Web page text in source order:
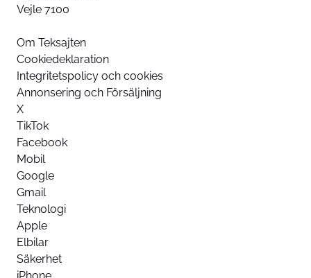
Vejle 7100
Om Teksajten
Cookiedeklaration
Integritetspolicy och cookies
Annonsering och Försäljning
X
TikTok
Facebook
Mobil
Google
Gmail
Teknologi
Apple
Elbilar
Säkerhet